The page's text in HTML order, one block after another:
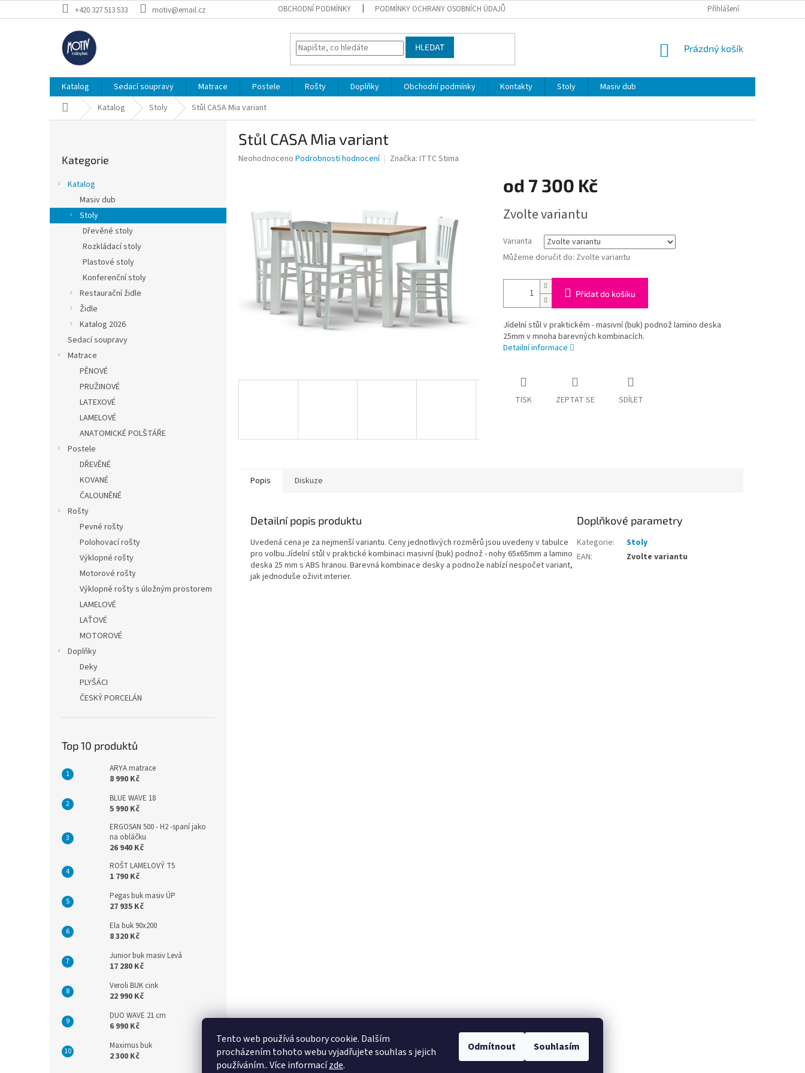
Tento web používá soubory cookie. Dalším
procházením tohoto webu vyjadřujete souhlas s jejich
používáním.. Více informacízde.
Odmítnout Souhlasím
na
+420 327 513 533 motiv@email.cz OBCHODNÍ PODMÍNKY PODMÍNKY OCHRANY OSOBNÍCH ÚDAJŮ Přihlášení
HLEDAT
NÁKUPNÍ
Prázdný košík
Katalog Sedací soupravy Matrace Postele Rošty Doplňky Obchodní podmínky Kontakty Stoly
Masiv dub
Domů Katalog Stoly Stůl CASA Mia variant
n
kategorie
Kategorie
Katalog
Masiv dub
Stoly
Dřevěné stoly
Rozkládací stoly
Plastové stoly
Konferenční stoly
Restaurační židle
Židle
Katalog 2026
Sedací soupravy
Matrace
PĚNOVÉ
PRUŽINOVÉ
LATEXOVÉ
LAMELOVÉ
ANATOMICKÉ POLŠTÁŘE
Postele
DŘEVĚNÉ
KOVANÉ
ČALOUNĚNÉ
Rošty
Pevné rošty
Polohovací rošty
Výklopné rošty
Motorové rošty
Výklopné rošty s úložným prostorem
LAMELOVÉ
LAŤOVÉ
MOTOROVÉ
Doplňky
Deky
PLYŠÁCI
ČESKÝ PORCELÁN
Top 10 produktů
ARYA matrace
8 990 Kč
BLUE WAVE 18
5 990 Kč
ERGOSAN 500 - H2 -spaní jako
na obláčku
26 940 Kč
ROŠT LAMELOVÝ T5
1 790 Kč
Pegas buk masiv ÚP
27 935 Kč
Ela buk 90x200
8 320 Kč
Junior buk masiv Levá
17 280 Kč
Veroli BUK cink
22 990 Kč
DUO WAVE 21 cm
6 990 Kč
Maximus buk
2 300 Kč
Stůl CASA Mia variant
Průměrné
hvězdiček.
Neohodnoceno Podrobnosti hodnocení Značka: ITTC Stima
od 7 300 Kč
cena:
Zvolte variantu
Varianta
Můžeme doručit do: Zvolte variantu
Přidat do košíku
Jídelní stůl v praktickém - masivní (buk) podnož lamino deska
25mm v mnoha barevných kombinacích.
Detailní informace
TISK ZEPTAT SE SDÍLET
Popis Diskuze
Detailní popis produktu
Uvedená cena je za nejmenší variantu. Ceny jednotlivých rozměrů jsou uvedeny v tabulce
pro volbu.Jídelní stůl v praktické kombinaci masivní (buk) podnož - nohy 65x65mm a lamino
deska 25 mm s ABS hranou. Barevná kombinace desky a podnože nabízí nespočet variant,
jak jednoduše oživit interier.
Doplňkové parametry
Kategorie:
Stoly
EAN: Zvolte variantu